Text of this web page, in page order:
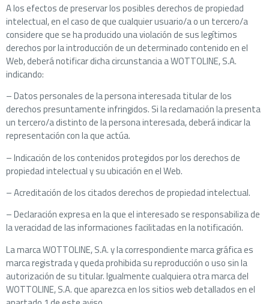
A los efectos de preservar los posibles derechos de propiedad
intelectual, en el caso de que cualquier usuario/a o un tercero/a
considere que se ha producido una violación de sus legítimos
derechos por la introducción de un determinado contenido en el
Web, deberá notificar dicha circunstancia a WOTTOLINE, S.A.
indicando:
– Datos personales de la persona interesada titular de los
derechos presuntamente infringidos. Si la reclamación la presenta
un tercero/a distinto de la persona interesada, deberá indicar la
representación con la que actúa.
– Indicación de los contenidos protegidos por los derechos de
propiedad intelectual y su ubicación en el Web.
– Acreditación de los citados derechos de propiedad intelectual.
– Declaración expresa en la que el interesado se responsabiliza de
la veracidad de las informaciones facilitadas en la notificación.
La marca WOTTOLINE, S.A. y la correspondiente marca gráfica es
marca registrada y queda prohibida su reproducción o uso sin la
autorización de su titular. Igualmente cualquiera otra marca del
WOTTOLINE, S.A. que aparezca en los sitios web detallados en el